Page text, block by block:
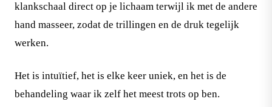
klankschaal direct op je lichaam terwijl ik met de andere
hand masseer, zodat de trillingen en de druk tegelijk
werken.
Het is intuïtief, het is elke keer uniek, en het is de
behandeling waar ik zelf het meest trots op ben.